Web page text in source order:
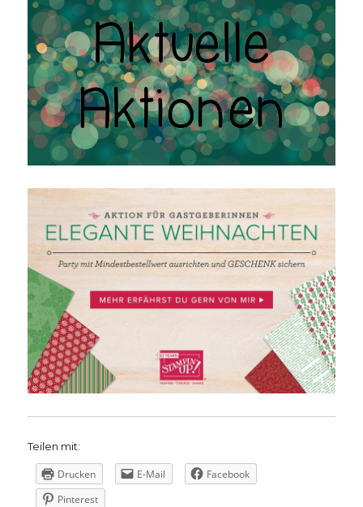
Teilen mit:
Drucken E-Mail
Facebook
Pinterest